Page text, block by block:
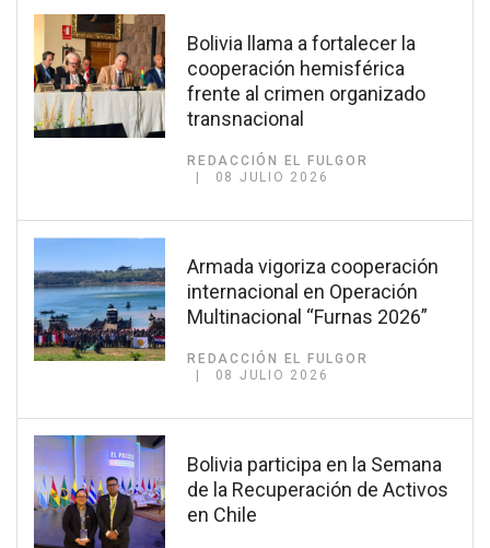
Bolivia llama a fortalecer la
cooperación hemisférica
frente al crimen organizado
transnacional
REDACCIÓN EL FULGOR
08 JULIO 2026
Armada vigoriza cooperación
internacional en Operación
Multinacional “Furnas 2026”
REDACCIÓN EL FULGOR
08 JULIO 2026
Bolivia participa en la Semana
de la Recuperación de Activos
en Chile